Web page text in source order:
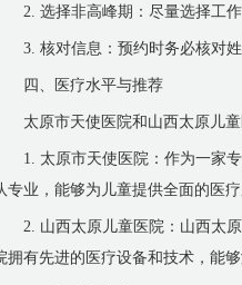
2. 选择非高峰期：尽量选择工
3. 核对信息：预约时务必核对
四、医疗水平与推荐
太原市天使医院和山西太原儿
1. 太原市天使医院：作为一家
专业，能够为儿童提供全面的医疗
2. 山西太原儿童医院：山西太
拥有先进的医疗设备和技术，能